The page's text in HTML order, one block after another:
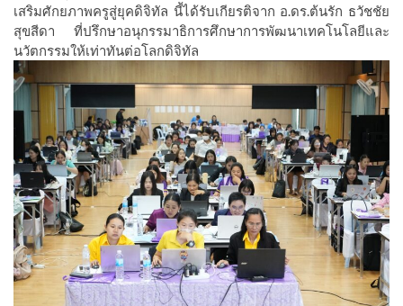
เสริมศักยภาพครูสู่ยุคดิจิทัล นี้ได้รับเกียรติจาก อ.ดร.ต้นรัก ธวัชชัย
สุขสีดา ที่ปรึกษาอนุกรรมาธิการศึกษาการพัฒนาเทคโนโลยีและ
นวัตกรรมให้เท่าทันต่อโลกดิจิทัล